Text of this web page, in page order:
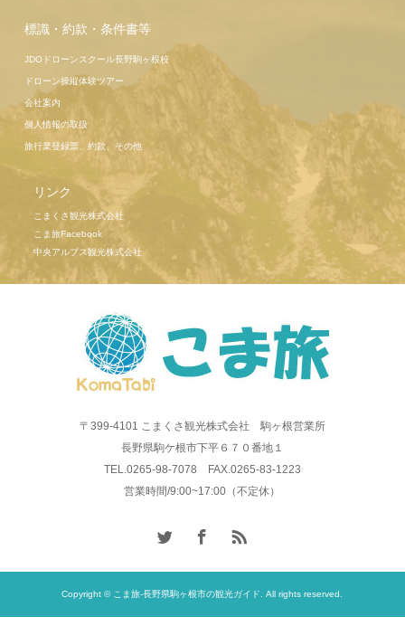
標識・約款・条件書等
JDOドローンスクール長野駒ヶ根校
ドローン操縦体験ツアー
会社案内
個人情報の取扱
旅行業登録票、約款、その他
リンク
こまくさ観光株式会社
こま旅Facebook
中央アルプス観光株式会社
〒399-4101 こまくさ観光株式会社 駒ヶ根営業所
長野県駒ケ根市下平６７０番地１
TEL.0265-98-7078 FAX.0265-83-1223
営業時間/9:00~17:00（不定休）
Copyright © こま旅-長野県駒ヶ根市の観光ガイド. All rights reserved.